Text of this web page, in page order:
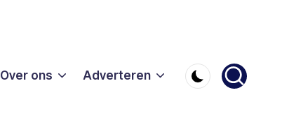
Over ons Adverteren